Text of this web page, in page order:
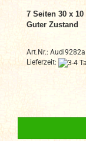
7 Seiten 30 x 10
Guter Zustand
Art.Nr.: Audi9282a
Lieferzeit: